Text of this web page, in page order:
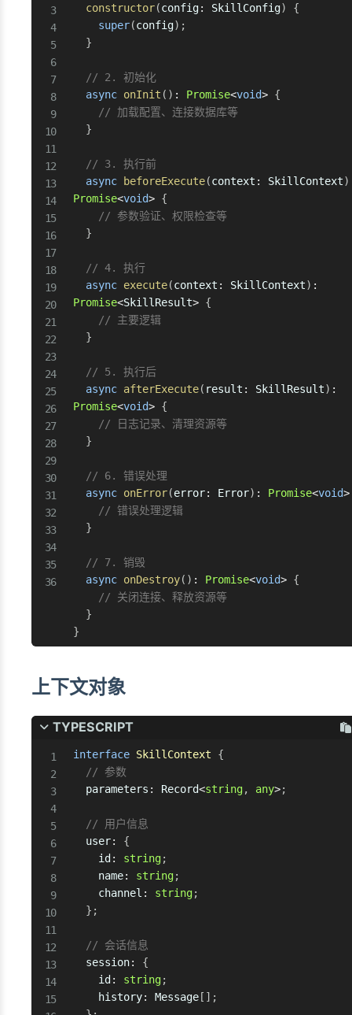
constructor(config: SkillConfig)
{
super(config) ;
}
// 2. 初始化
async onInit ( ) : Promise<void> {
// 加载配置、连接数据库等
}
// 3. 执行前
async
beforeExecute(context : SkillContext)
Promise<void> {
// 参数验证、权限检查等
}
// 4. 执行
async execute(context : SkillContext) :
Promise<SkillResult> {
// 主要逻辑
}
// 5. 执行后
async afterExecute( result : SkillResult) :
Promise<void> {
// 日志记录、清理资源等
}
// 6. 错误处理
async onError(error: Error) : Promise<void>
// 错误处理逻辑
}
// 7. 销毁
async onDestroy( ) : Promise<void> {
// 关闭连接、释放资源等
}
}
上下文对象
TYPESCRIPT
interface SkillContext
{
// 参数
  parameters
: Record<string, any>;
// 用户信息
  user
:
{
    id
: string;
    name
: string;
    channel
: string;
} ;
// 会话信息
  session
:
{
    id
: string;
    history
: Message [ ] ;